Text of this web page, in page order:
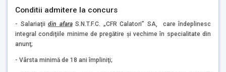
Conditii admitere la concurs
- Salariaţii din afara S.N.T.F.C. „CFR Calatori” SA, care îndeplinesc
integral condiţiile minime de pregătire şi vechime în specialitate din
anunţ;
- Vârsta minimă de 18 ani împliniţi;